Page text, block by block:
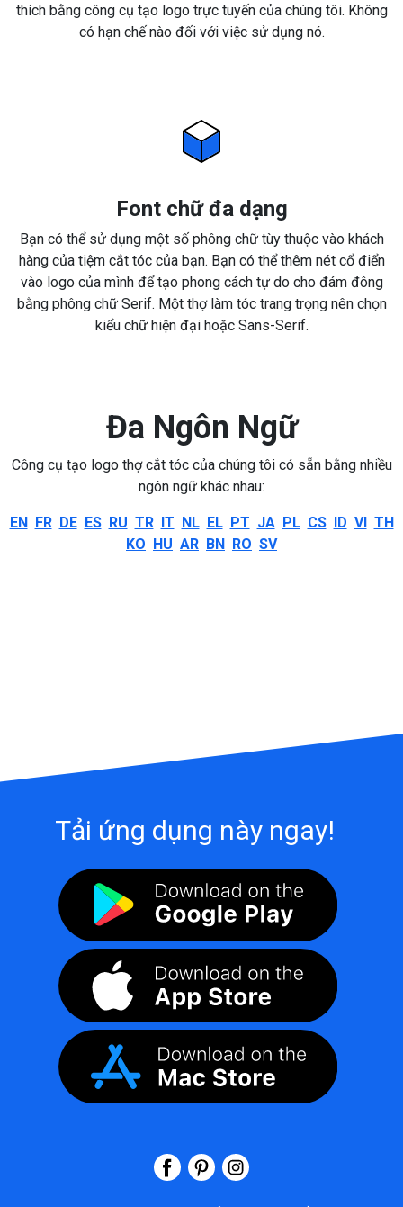
thích bằng công cụ tạo logo trực tuyến của chúng tôi. Không
có hạn chế nào đối với việc sử dụng nó.
Font chữ đa dạng
Bạn có thể sử dụng một số phông chữ tùy thuộc vào khách
hàng của tiệm cắt tóc của bạn. Bạn có thể thêm nét cổ điển
vào logo của mình để tạo phong cách tự do cho đám đông
bằng phông chữ Serif. Một thợ làm tóc trang trọng nên chọn
kiểu chữ hiện đại hoặc Sans-Serif.
Đa Ngôn Ngữ
Công cụ tạo logo thợ cắt tóc của chúng tôi có sẵn bằng nhiều
ngôn ngữ khác nhau:
EN FR DE ES RU TR IT NL EL PT JA PL CS ID VI TH
KO HU AR BN RO SV
Tải ứng dụng này ngay!